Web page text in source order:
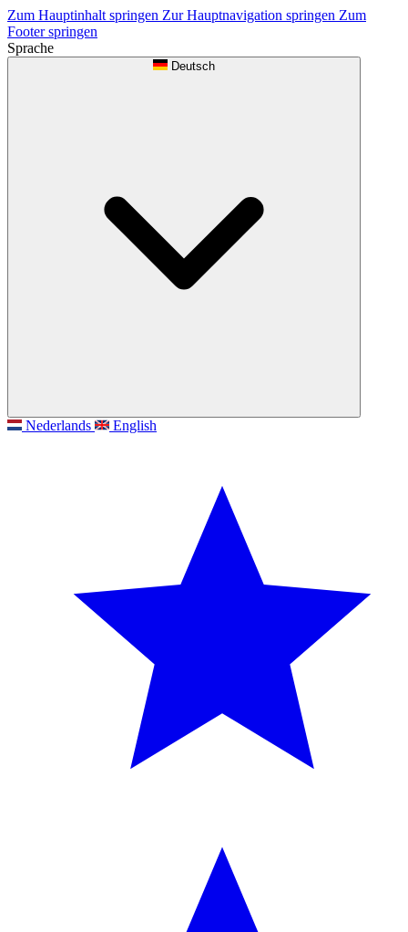
Zum Hauptinhalt springen Zur Hauptnavigation springen Zum
Footer springen
Sprache
Deutsch
Nederlands English